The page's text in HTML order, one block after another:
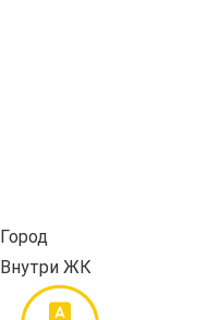
Город
Внутри ЖК